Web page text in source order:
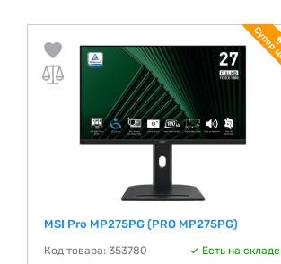
MSI Pro MP275PG (PRO MP275PG)
Код товара: 353780 Есть на складе